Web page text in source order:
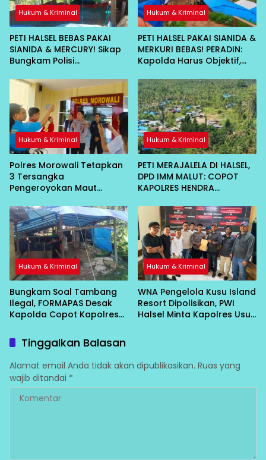
Hukum & Kriminal
PETI HALSEL BEBAS PAKAI
SIANIDA & MERCURY! Sikap
Bungkam Polisi
Hukum & Kriminal
PETI HALSEL PAKAI SIANIDA &
MERKURI BEBAS! PERADIN:
Kapolda Harus Objektif,
Hukum & Kriminal
Polres Morowali Tetapkan
3 Tersangka
Pengeroyokan Maut
Kendari
Hukum & Kriminal
PETI MERAJALELA DI HALSEL,
DPD IMM MALUT: COPOT
KAPOLRES HENDRA
Hukum & Kriminal
Bungkam Soal Tambang
Ilegal, FORMAPAS Desak
Kapolda Copot Kapolres
Hukum & Kriminal
WNA Pengelola Kusu Island
Resort Dipolisikan, PWI
Halsel Minta Kapolres Usut
Tinggalkan Balasan
Alamat email Anda tidak akan dipublikasikan. Ruas yang
wajib ditandai *